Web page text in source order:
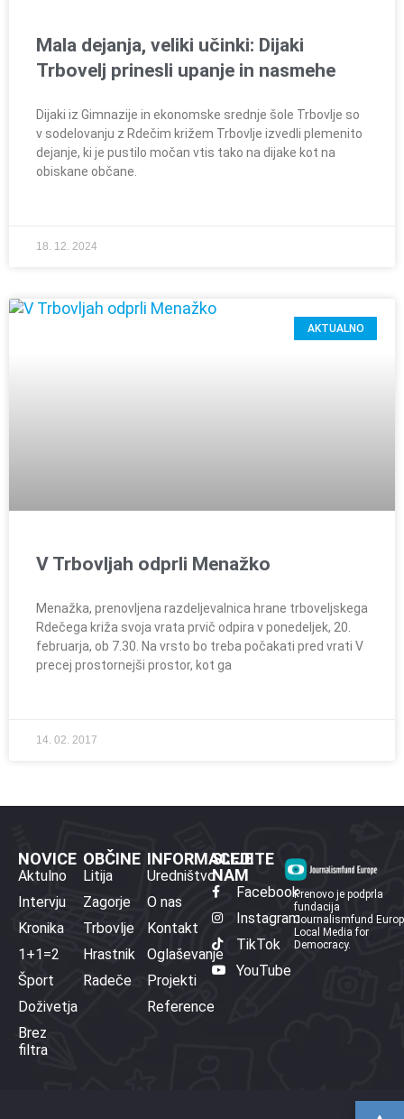
Mala dejanja, veliki učinki: Dijaki
Trbovelj prinesli upanje in nasmehe
Dijaki iz Gimnazije in ekonomske srednje šole Trbovlje so
v sodelovanju z Rdečim križem Trbovlje izvedli plemenito
dejanje, ki je pustilo močan vtis tako na dijake kot na
obiskane občane.
18. 12. 2024
AKTUALNO
V Trbovljah odprli Menažko
Menažka, prenovljena razdeljevalnica hrane trboveljskega
Rdečega križa svoja vrata prvič odpira v ponedeljek, 20.
februarja, ob 7.30. Na vrsto bo treba počakati pred vrati V
precej prostornejši prostor, kot ga
14. 02. 2017
NOVICE
Aktulno
Intervju
Kronika
1+1=2
Šport
Doživetja
Brez
filtra
OBČINE
Litija
Zagorje
Trbovlje
Hrastnik
Radeče
INFORMACIJE
Uredništvo
O nas
Kontakt
Oglaševanje
Projekti
Reference
SLEDITE
NAM
Facebook
Instagram
TikTok
YouTube
Prenovo je podprla
fundacija
Journalismfund
Local Media for
Democracy.